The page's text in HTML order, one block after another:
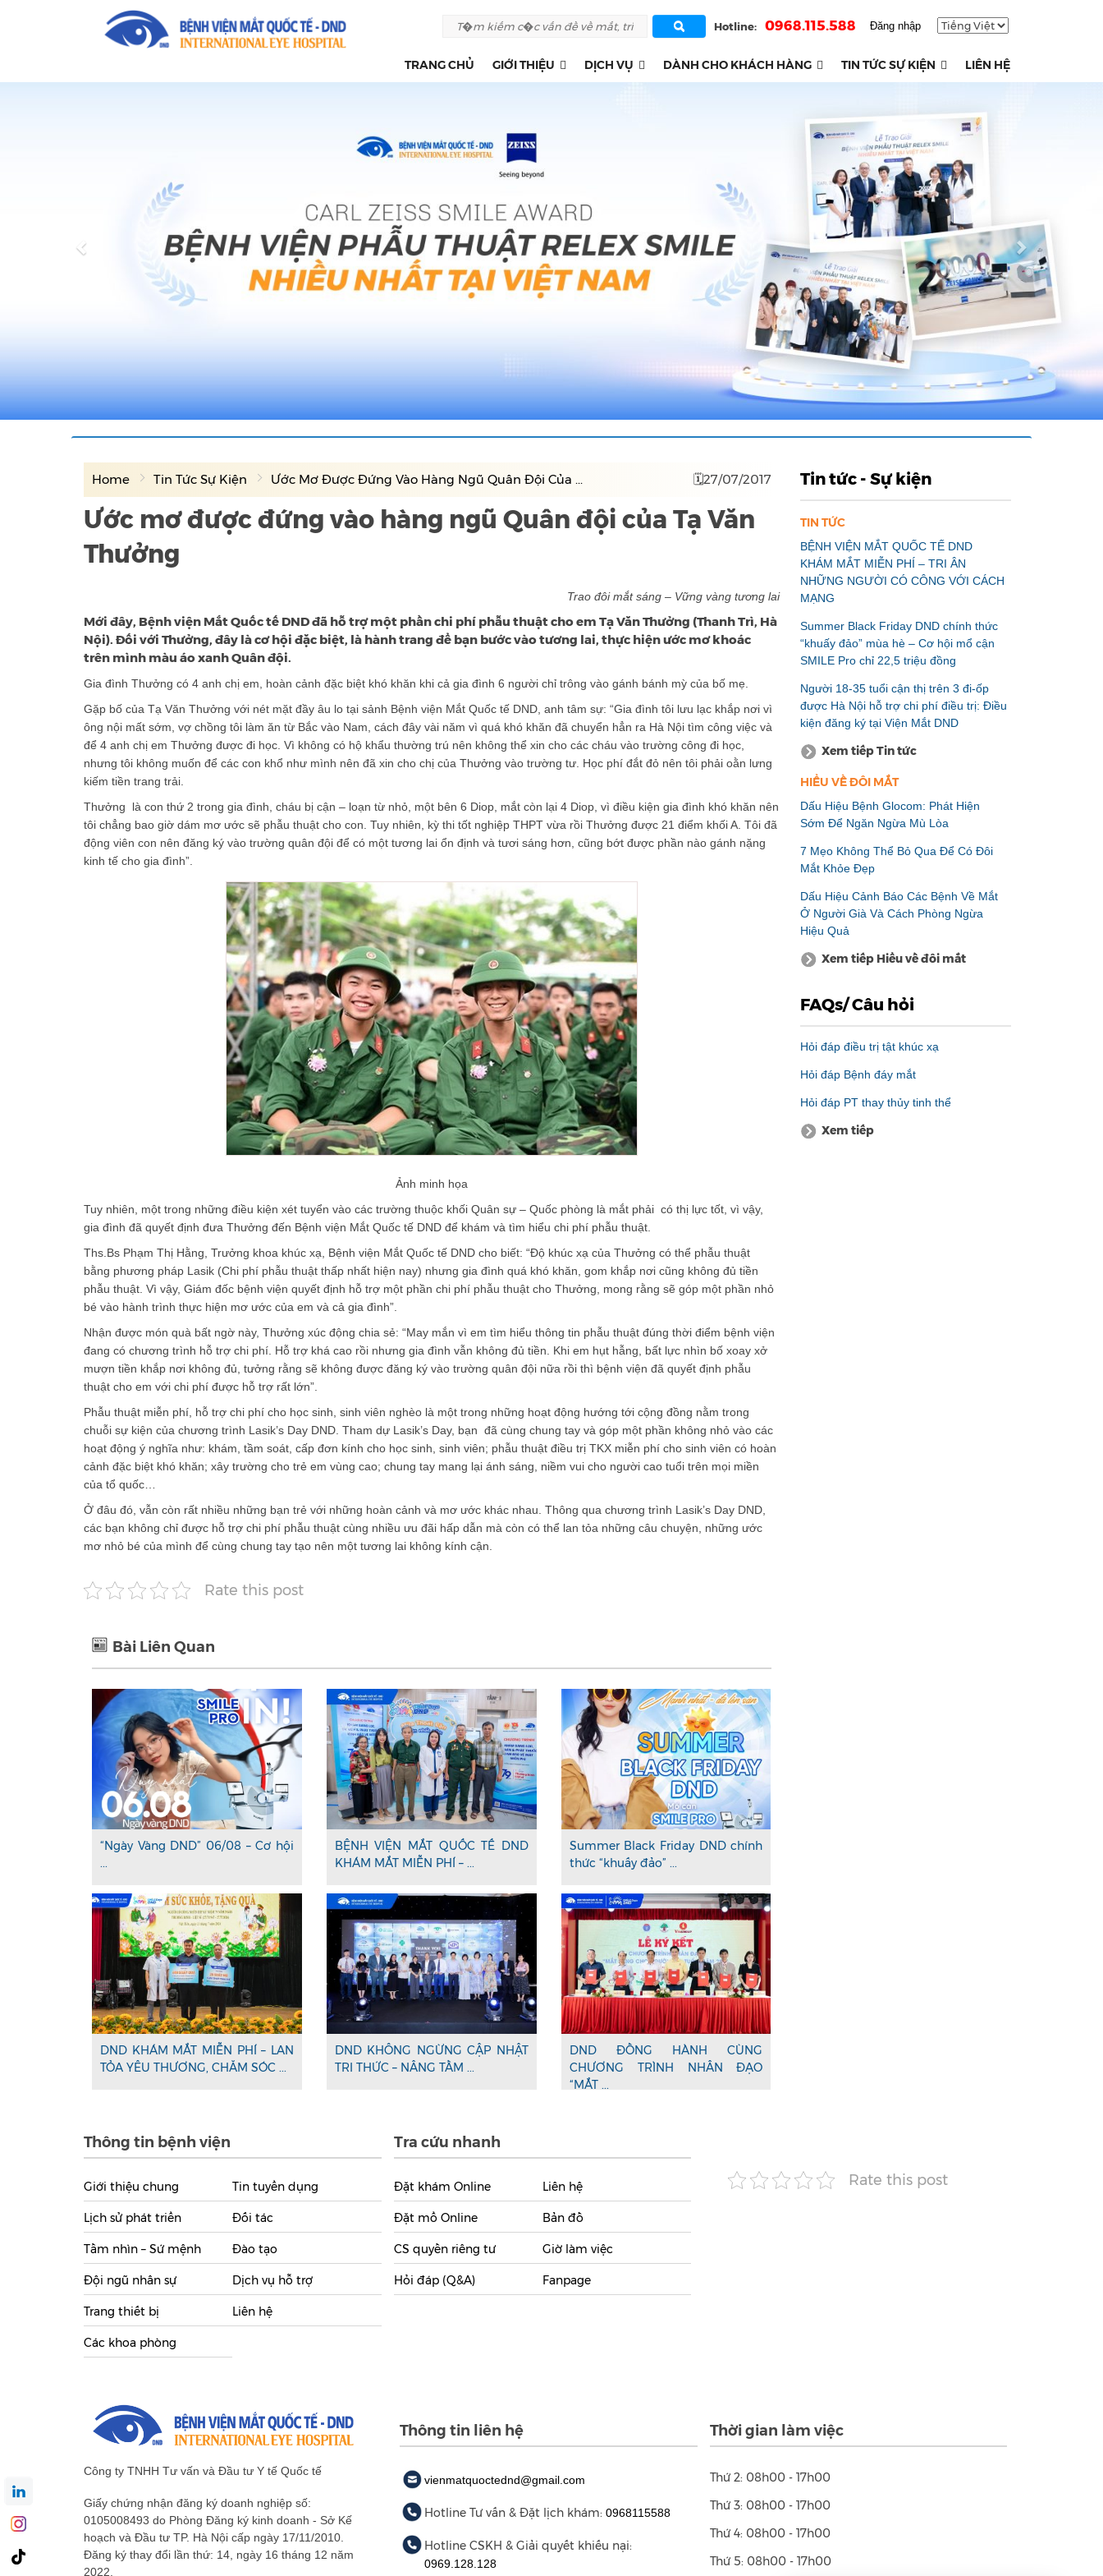
Đăng nhập
Hotline: 0968.115.588
TRANG CHỦ GIỚI THIỆU DỊCH VỤ DÀNH CHO KHÁCH HÀNG TIN TỨC SỰ KIỆN LIÊN HỆ
Home Tin Tức Sự Kiện Ước Mơ Được Đứng Vào Hàng Ngũ Quân Đội Của ... 🗓27/07/2017
Ước mơ được đứng vào hàng ngũ Quân đội của Tạ Văn
Thưởng
Trao đôi mắt sáng – Vững vàng tương lai
Mới đây, Bệnh viện Mắt Quốc tế DND đã hỗ trợ một phần chi phí phẫu thuật cho em Tạ Văn Thưởng (Thanh Trì, Hà
Nội). Đối với Thưởng, đây là cơ hội đặc biệt, là hành trang để bạn bước vào tương lai, thực hiện ước mơ khoác
trên mình màu áo xanh Quân đội.
Gia đình Thưởng có 4 anh chị em, hoàn cảnh đặc biệt khó khăn khi cả gia đình 6 người chỉ trông vào gánh bánh mỳ của bố mẹ.
Gặp bố của Tạ Văn Thưởng với nét mặt đầy âu lo tại sảnh Bệnh viện Mắt Quốc tế DND, anh tâm sự: “Gia đình tôi lưu lạc khắp nơi vì
ông nội mất sớm, vợ chồng tôi làm ăn từ Bắc vào Nam, cách đây vài năm vì quá khó khăn đã chuyển hẳn ra Hà Nội tìm công việc và
để 4 anh chị em Thưởng được đi học. Vì không có hộ khẩu thường trú nên không thể xin cho các cháu vào trường công đi học,
nhưng tôi không muốn để các con khổ như mình nên đã xin cho chị của Thưởng vào trường tư. Học phí đắt đỏ nên tôi phải oằn lưng
kiếm tiền trang trải.
Thưởng là con thứ 2 trong gia đình, cháu bị cận – loạn từ nhỏ, một bên 6 Diop, mắt còn lại 4 Diop, vì điều kiện gia đình khó khăn nên
tôi chẳng bao giờ dám mơ ước sẽ phẫu thuật cho con. Tuy nhiên, kỳ thi tốt nghiệp THPT vừa rồi Thưởng được 21 điểm khối A. Tôi đã
động viên con nên đăng ký vào trường quân đội để có một tương lai ổn định và tươi sáng hơn, cũng bớt được phần nào gánh nặng
kinh tế cho gia đình”.
Ảnh minh họa
Tuy nhiên, một trong những điều kiện xét tuyển vào các trường thuộc khối Quân sự – Quốc phòng là mắt phải có thị lực tốt, vì vậy,
gia đình đã quyết định đưa Thưởng đến Bệnh viện Mắt Quốc tế DND để khám và tìm hiểu chi phí phẫu thuật.
Ths.Bs Phạm Thị Hằng, Trưởng khoa khúc xạ, Bệnh viện Mắt Quốc tế DND cho biết: “Độ khúc xạ của Thưởng có thể phẫu thuật
bằng phương pháp Lasik (Chi phí phẫu thuật thấp nhất hiện nay) nhưng gia đình quá khó khăn, gom khắp nơi cũng không đủ tiền
phẫu thuật. Vì vậy, Giám đốc bệnh viện quyết định hỗ trợ một phần chi phí phẫu thuật cho Thưởng, mong rằng sẽ góp một phần nhỏ
bé vào hành trình thực hiện mơ ước của em và cả gia đình”.
Nhận được món quà bất ngờ này, Thưởng xúc động chia sẻ: “May mắn vì em tìm hiểu thông tin phẫu thuật đúng thời điểm bệnh viện
đang có chương trình hỗ trợ chi phí. Hỗ trợ khá cao rồi nhưng gia đình vẫn không đủ tiền. Khi em hụt hẫng, bất lực nhìn bố xoay xở
mượn tiền khắp nơi không đủ, tưởng rằng sẽ không được đăng ký vào trường quân đội nữa rồi thì bệnh viện đã quyết định phẫu
thuật cho em với chi phí được hỗ trợ rất lớn”.
Phẫu thuật miễn phí, hỗ trợ chi phí cho học sinh, sinh viên nghèo là một trong những hoạt động hướng tới cộng đồng nằm trong
chuỗi sự kiện của chương trình Lasik’s Day DND. Tham dự Lasik’s Day, bạn đã cùng chung tay và góp một phần không nhỏ vào các
hoạt động ý nghĩa như: khám, tầm soát, cấp đơn kính cho học sinh, sinh viên; phẫu thuật điều trị TKX miễn phí cho sinh viên có hoàn
cảnh đặc biệt khó khăn; xây trường cho trẻ em vùng cao; chung tay mang lại ánh sáng, niềm vui cho người cao tuổi trên mọi miền
của tổ quốc…
Ở đâu đó, vẫn còn rất nhiều những bạn trẻ với những hoàn cảnh và mơ ước khác nhau. Thông qua chương trình Lasik’s Day DND,
các bạn không chỉ được hỗ trợ chi phí phẫu thuật cùng nhiều ưu đãi hấp dẫn mà còn có thể lan tỏa những câu chuyện, những ước
mơ nhỏ bé của mình để cùng chung tay tạo nên một tương lai không kính cận.
Rate this post
Bài Liên Quan
“Ngày Vàng DND” 06/08 – Cơ hội
...
BỆNH VIỆN MẮT QUỐC TẾ DND
KHÁM MẮT MIỄN PHÍ – ...
Summer Black Friday DND chính
thức “khuấy đảo” ...
DND KHÁM MẮT MIỄN PHÍ – LAN
TỎA YÊU THƯƠNG, CHĂM SÓC ...
DND KHÔNG NGỪNG CẬP NHẬT
TRI THỨC – NÂNG TẦM ...
DND ĐỒNG HÀNH CÙNG
CHƯƠNG TRÌNH NHÂN ĐẠO
“MẮT ...
Tin tức - Sự kiện
TIN TỨC
BỆNH VIỆN MẮT QUỐC TẾ DND
KHÁM MẮT MIỄN PHÍ – TRI ÂN
NHỮNG NGƯỜI CÓ CÔNG VỚI CÁCH
MẠNG
Summer Black Friday DND chính thức
“khuấy đảo” mùa hè – Cơ hội mổ cận
SMILE Pro chỉ 22,5 triệu đồng
Người 18-35 tuổi cận thị trên 3 đi-ốp
được Hà Nội hỗ trợ chi phí điều trị: Điều
kiện đăng ký tại Viện Mắt DND
Xem tiếp Tin tức
HIỂU VỀ ĐÔI MẮT
Dấu Hiệu Bệnh Glocom: Phát Hiện
Sớm Để Ngăn Ngừa Mù Lòa
7 Mẹo Không Thể Bỏ Qua Để Có Đôi
Mắt Khỏe Đẹp
Dấu Hiệu Cảnh Báo Các Bệnh Về Mắt
Ở Người Già Và Cách Phòng Ngừa
Hiệu Quả
Xem tiếp Hiểu về đôi mắt
FAQs/ Câu hỏi
Hỏi đáp điều trị tật khúc xạ
Hỏi đáp Bệnh đáy mắt
Hỏi đáp PT thay thủy tinh thể
Xem tiếp
Thông tin bệnh viện
Giới thiệu chung
Lịch sử phát triển
Tầm nhìn – Sứ mệnh
Đội ngũ nhân sự
Trang thiết bị
Các khoa phòng
Tin tuyển dụng
Đối tác
Đào tạo
Dịch vụ hỗ trợ
Liên hệ
Tra cứu nhanh
Đặt khám Online
Đặt mổ Online
CS quyền riêng tư
Hỏi đáp (Q&A)
Liên hệ
Bản đồ
Giờ làm việc
Fanpage
Rate this post
Công ty TNHH Tư vấn và Đầu tư Y tế Quốc tế
Giấy chứng nhận đăng ký doanh nghiệp số:
0105008493 do Phòng Đăng ký kinh doanh - Sở Kế
hoạch và Đầu tư TP. Hà Nội cấp ngày 17/11/2010.
Đăng ký thay đổi lần thứ: 14, ngày 16 tháng 12 năm
2022.
Thông tin liên hệ
vienmatquoctednd@gmail.com
Hotline Tư vấn & Đặt lịch khám: 0968115588
Hotline CSKH & Giải quyết khiếu nại:
0969.128.128
Thời gian làm việc
Thứ 2: 08h00 - 17h00
Thứ 3: 08h00 - 17h00
Thứ 4: 08h00 - 17h00
Thứ 5: 08h00 - 17h00